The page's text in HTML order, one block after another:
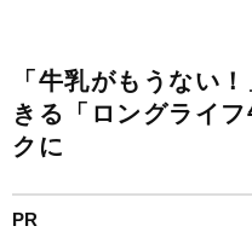
「牛乳がもうない
きる「ロングライ
クに
PR